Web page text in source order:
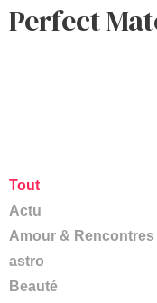
Perfect
Actu
Amour & Rencontres
astro
Beauté
Tout